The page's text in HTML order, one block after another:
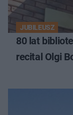
JUBILEUSZ
80 lat
recital Olgi